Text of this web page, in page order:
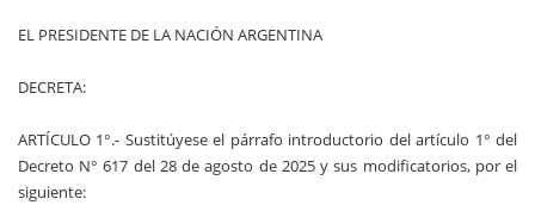
EL PRESIDENTE DE LA NACIÓN ARGENTINA
DECRETA:
ARTÍCULO 1°.- Sustitúyese el párrafo introductorio del artículo 1° del
Decreto N° 617 del 28 de agosto de 2025 y sus modificatorios, por el
siguiente: